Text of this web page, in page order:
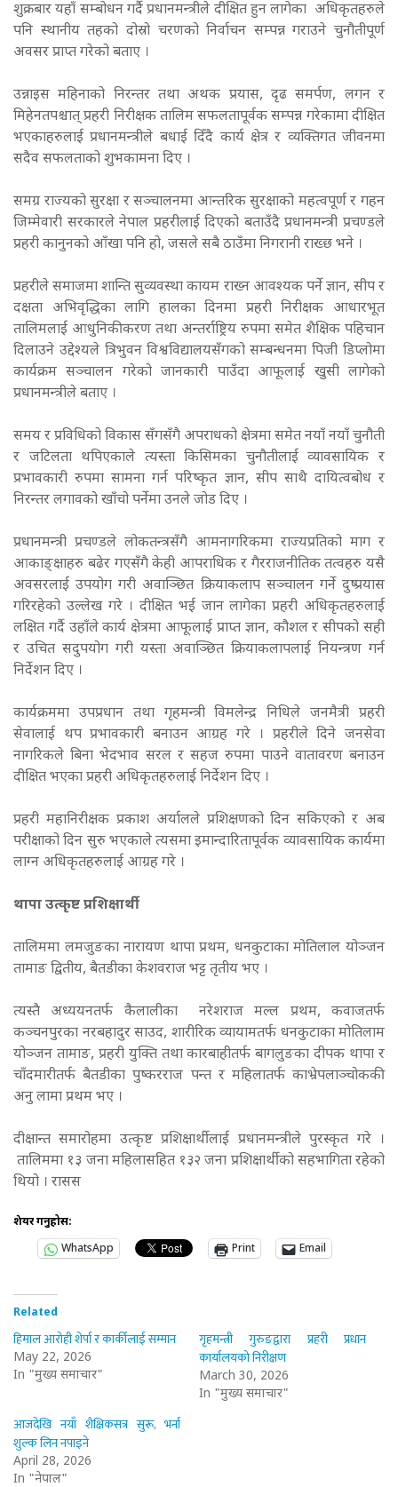
शुक्रबार यहाँ सम्बोधन गर्दै प्रधानमन्त्रीले दीक्षित हुन लागेका अधिकृतहरुले
पनि स्थानीय तहको दोस्रो चरणको निर्वाचन सम्पन्न गराउने चुनौतीपूर्ण
अवसर प्राप्त गरेको बताए ।
उन्नाइस महिनाको निरन्तर तथा अथक प्रयास, दृढ समर्पण, लगन र
मिहेनतपश्चात् प्रहरी निरीक्षक तालिम सफलतापूर्वक सम्पन्न गरेकामा दीक्षित
भएकाहरुलाई प्रधानमन्त्रीले बधाई दिँदै कार्य क्षेत्र र व्यक्तिगत जीवनमा
सदैव सफलताको शुभकामना दिए ।
समग्र राज्यको सुरक्षा र सञ्चालनमा आन्तरिक सुरक्षाको महत्वपूर्ण र गहन
जिम्मेवारी सरकारले नेपाल प्रहरीलाई दिएको बताउँदै प्रधानमन्त्री प्रचण्डले
प्रहरी कानुनको आँखा पनि हो, जसले सबै ठाउँमा निगरानी राख्छ भने ।
प्रहरीले समाजमा शान्ति सुव्यवस्था कायम राख्न आवश्यक पर्ने ज्ञान, सीप र
दक्षता अभिवृद्धिका लागि हालका दिनमा प्रहरी निरीक्षक आधारभूत
तालिमलाई आधुनिकीकरण तथा अन्तर्राष्ट्रिय रुपमा समेत शैक्षिक पहिचान
दिलाउने उद्देश्यले त्रिभुवन विश्वविद्यालयसँगको सम्बन्धनमा पिजी डिप्लोमा
कार्यक्रम सञ्चालन गरेको जानकारी पाउँदा आफूलाई खुसी लागेको
प्रधानमन्त्रीले बताए ।
समय र प्रविधिको विकास सँगसँगै अपराधको क्षेत्रमा समेत नयाँ नयाँ चुनौती
र जटिलता थपिएकाले त्यस्ता किसिमका चुनौतीलाई व्यावसायिक र
प्रभावकारी रुपमा सामना गर्न परिष्कृत ज्ञान, सीप साथै दायित्वबोध र
निरन्तर लगावको खाँचो पर्नेमा उनले जोड दिए ।
प्रधानमन्त्री प्रचण्डले लोकतन्त्रसँगै आमनागरिकमा राज्यप्रतिको माग र
आकाङ्क्षाहरु बढेर गएसँगै केही आपराधिक र गैरराजनीतिक तत्वहरु यसै
अवसरलाई उपयोग गरी अवाञ्छित क्रियाकलाप सञ्चालन गर्ने दुष्प्रयास
गरिरहेको उल्लेख गरे । दीक्षित भई जान लागेका प्रहरी अधिकृतहरुलाई
लक्षित गर्दै उहाँले कार्य क्षेत्रमा आफूलाई प्राप्त ज्ञान, कौशल र सीपको सही
र उचित सदुपयोग गरी यस्ता अवाञ्छित क्रियाकलापलाई नियन्त्रण गर्न
निर्देशन दिए ।
कार्यक्रममा उपप्रधान तथा गृहमन्त्री विमलेन्द्र निधिले जनमैत्री प्रहरी
सेवालाई थप प्रभावकारी बनाउन आग्रह गरे । प्रहरीले दिने जनसेवा
नागरिकले बिना भेदभाव सरल र सहज रुपमा पाउने वातावरण बनाउन
दीक्षित भएका प्रहरी अधिकृतहरुलाई निर्देशन दिए ।
प्रहरी महानिरीक्षक प्रकाश अर्यालले प्रशिक्षणको दिन सकिएको र अब
परीक्षाको दिन सुरु भएकाले त्यसमा इमान्दारितापूर्वक व्यावसायिक कार्यमा
लाग्न अधिकृतहरुलाई आग्रह गरे ।
थापा उत्कृष्ट प्रशिक्षार्थी
तालिममा लमजुङका नारायण थापा प्रथम, धनकुटाका मोतिलाल योञ्जन
तामाङ द्वितीय, बैतडीका केशवराज भट्ट तृतीय भए ।
त्यस्तै अध्ययनतर्फ कैलालीका नरेशराज मल्ल प्रथम, कवाजतर्फ
कञ्चनपुरका नरबहादुर साउद, शारीरिक व्यायामतर्फ धनकुटाका मोतिलाम
योञ्जन तामाङ, प्रहरी युक्ति तथा कारबाहीतर्फ बागलुङका दीपक थापा र
चाँदमारीतर्फ बैतडीका पुष्करराज पन्त र महिलातर्फ काभ्रेपलाञ्चोककी
अनु लामा प्रथम भए ।
दीक्षान्त समारोहमा उत्कृष्ट प्रशिक्षार्थीलाई प्रधानमन्त्रीले पुरस्कृत गरे ।
तालिममा १३ जना महिलासहित १३२ जना प्रशिक्षार्थीको सहभागिता रहेको
थियो । रासस
शेयर गर्नुहोस:
WhatsApp
Print Email
Related
हिमाल आरोही शेर्पा र कार्कीलाई सम्मान
May 22, 2026
In "मुख्य समाचार"
गृहमन्त्री गुरुङद्वारा प्रहरी प्रधान
कार्यालयको निरीक्षण
March 30, 2026
In "मुख्य समाचार"
आजदेखि नयाँ शैक्षिकसत्र सुरू, भर्ना
शुल्क लिन नपाइने
April 28, 2026
In "नेपाल"